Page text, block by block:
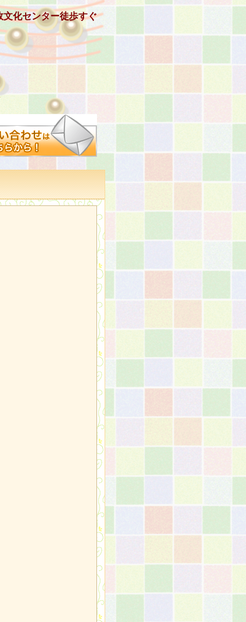
化センター徒歩すぐ